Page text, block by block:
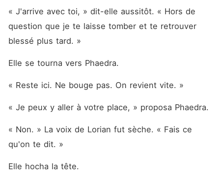
« J'arrive avec toi, » dit-elle aussitôt. « Hors de
question que je te laisse tomber et te retrouver
blessé plus tard. »
Elle se tourna vers Phaedra.
« Reste ici. Ne bouge pas. On revient vite. »
« Je peux y aller à votre place, » proposa Phaedra.
« Non. » La voix de Lorian fut sèche. « Fais ce
qu'on te dit. »
Elle hocha la tête.